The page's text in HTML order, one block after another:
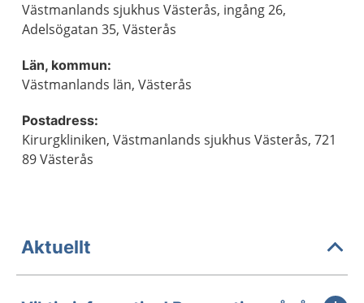
Västmanlands sjukhus Västerås, ingång 26,
Adelsögatan 35, Västerås
Län, kommun:
Västmanlands län, Västerås
Postadress:
Kirurgkliniken, Västmanlands sjukhus Västerås, 721
89 Västerås
Aktuellt